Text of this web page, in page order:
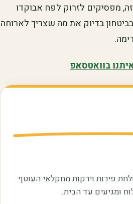
מפסיקים לזרוק לפח אבוקדו
בדיוק את מה שצריך לארוחה
בוואטסאפ
פירות וירקות מחקלאי העוטף
ומגיעים עד הבית.